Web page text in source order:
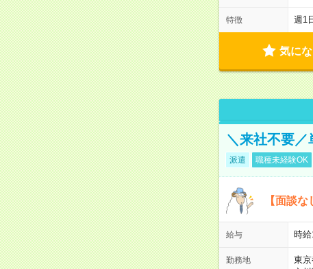
特徴 週1
気にな
＼来社不要
派遣 職種未経験OK
【面談
給与 時
勤務地
東